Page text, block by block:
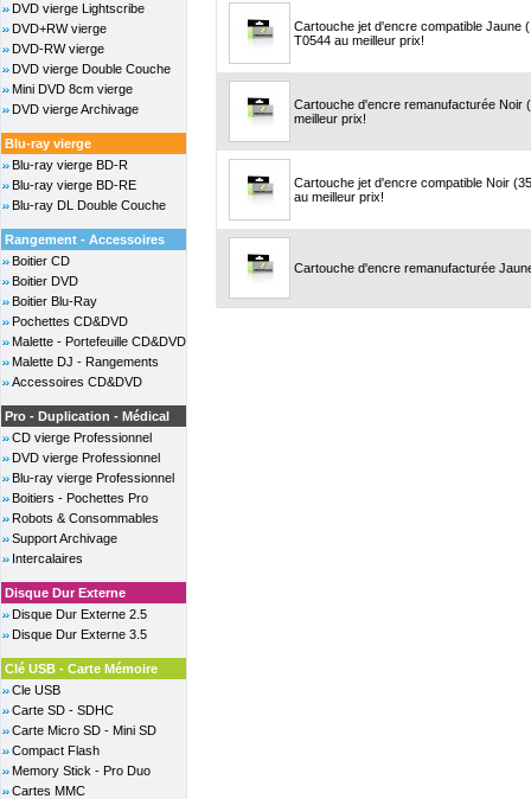
DVD vierge Lightscribe
DVD+RW vierge
DVD-RW vierge
DVD vierge Double Couche
Mini DVD 8cm vierge
DVD vierge Archivage
Blu-ray vierge
Blu-ray vierge BD-R
Blu-ray vierge BD-RE
Blu-ray DL Double Couche
Rangement - Accessoires
Boitier CD
Boitier DVD
Boitier Blu-Ray
Pochettes CD&DVD
Malette - Portefeuille CD&DVD
Malette DJ - Rangements
Accessoires CD&DVD
Pro - Duplication - Médical
CD vierge Professionnel
DVD vierge Professionnel
Blu-ray vierge Professionnel
Boitiers - Pochettes Pro
Robots & Consommables
Support Archivage
Intercalaires
Disque Dur Externe
Disque Dur Externe 2.5
Disque Dur Externe 3.5
Clé USB - Carte Mémoire
Cle USB
Carte SD - SDHC
Carte Micro SD - Mini SD
Compact Flash
Memory Stick - Pro Duo
Cartes MMC
Cartouche jet d'encre compatible Jaune
T0544 au meilleur prix!
Cartouche d'encre remanufacturée Noir
meilleur prix!
Cartouche jet d'encre compatible Noir
au meilleur prix!
Cartouche d'encre remanufacturée